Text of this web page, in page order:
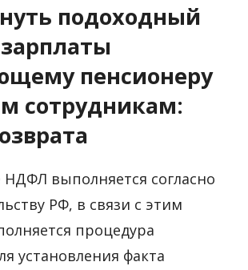
подоходный
пенсионеру
сотрудникам:
НДФЛ выполняется согласно
РФ, в связи с этим
процедура
установления факта